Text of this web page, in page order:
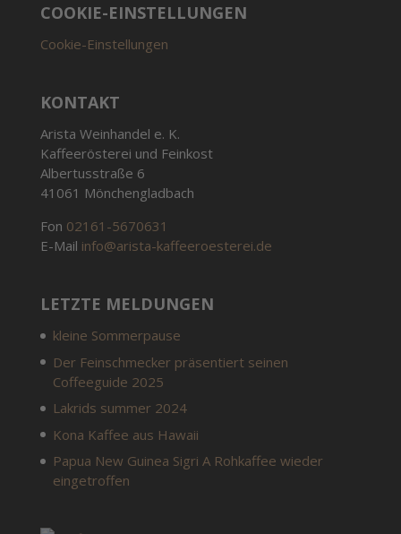
COOKIE-EINSTELLUNGEN
Cookie-Einstellungen
KONTAKT
Arista Weinhandel e. K.
Kaffeerösterei und Feinkost
Albertusstraße 6
41061 Mönchengladbach
Fon 02161-5670631
E-Mail info@arista-kaffeeroesterei.de
LETZTE MELDUNGEN
kleine Sommerpause
Der Feinschmecker präsentiert seinen
Coffeeguide 2025
Lakrids summer 2024
Kona Kaffee aus Hawaii
Papua New Guinea Sigri A Rohkaffee wieder
eingetroffen